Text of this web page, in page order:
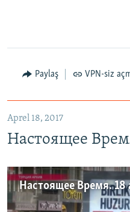
Paylaş VPN-siz
Aprel 18, 2017
Настоящее
Настоящее Время. 18